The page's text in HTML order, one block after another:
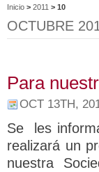
Inicio > 2011 > 10
OCTUBRE
Para
OCT 13TH,
Se les
realizará un
nuestra